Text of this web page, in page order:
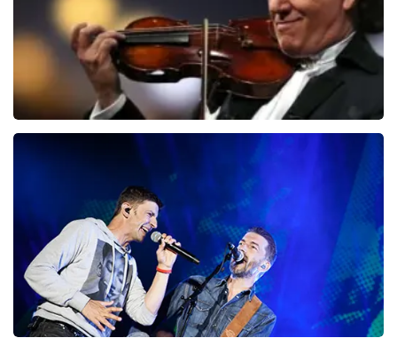
Andre Rieu
laatste 30 minuten
BESTEL NU